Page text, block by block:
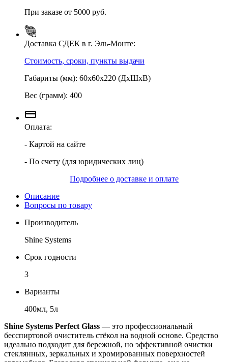
При заказе от 5000 руб.
Доставка СДЕК в г. Эль-Монте:
Стоимость, сроки, пункты выдачи
Габариты (мм): 60х60х220 (ДхШхВ)
Вес (грамм): 400
Оплата:
- Картой на сайте
- По счету (для юридических лиц)
Подробнее о доставке и оплате
Описание
Вопросы по товару
Производитель
Shine Systems
Срок годности
3
Варианты
400мл, 5л
Shine Systems Perfect Glass — это профессиональный
бесспиртовой очиститель стёкол на водной основе. Средство
идеально подходит для бережной, но эффективной очистки
стеклянных, зеркальных и хромированных поверхностей